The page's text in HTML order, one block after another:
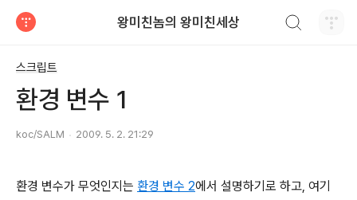
왕미친놈의 왕미친세상
스크립트
환경 변수 1
koc/SALM 2009. 5. 2. 21:29
환경 변수가 무엇인지는 환경 변수 2에서 설명하기로 하고, 여기